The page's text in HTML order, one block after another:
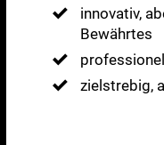
innovativ,
Bewährtes
zielstrebig,